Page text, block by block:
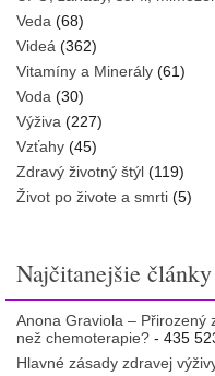
Veda (68)
Videá (362)
Vitamíny a Minerály (61)
Voda (30)
Výživa (227)
Vzťahy (45)
Zdravý životný štýl (119)
Život po živote a smrti (5)
Najčitanejšie články
Anona Graviola – Přirozený
než chemoterapie? - 435
Hlavné zásady zdravej